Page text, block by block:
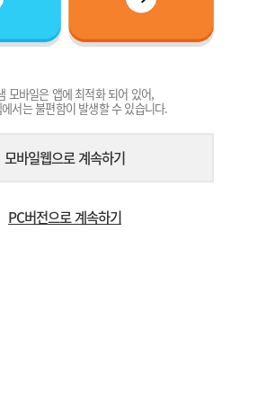
모바일은 앱에 최적화 되어 있어,
서는 불편함이 발생할 수 있습니다.
모바일웹으로 계속하기
PC버전으로 계속하기